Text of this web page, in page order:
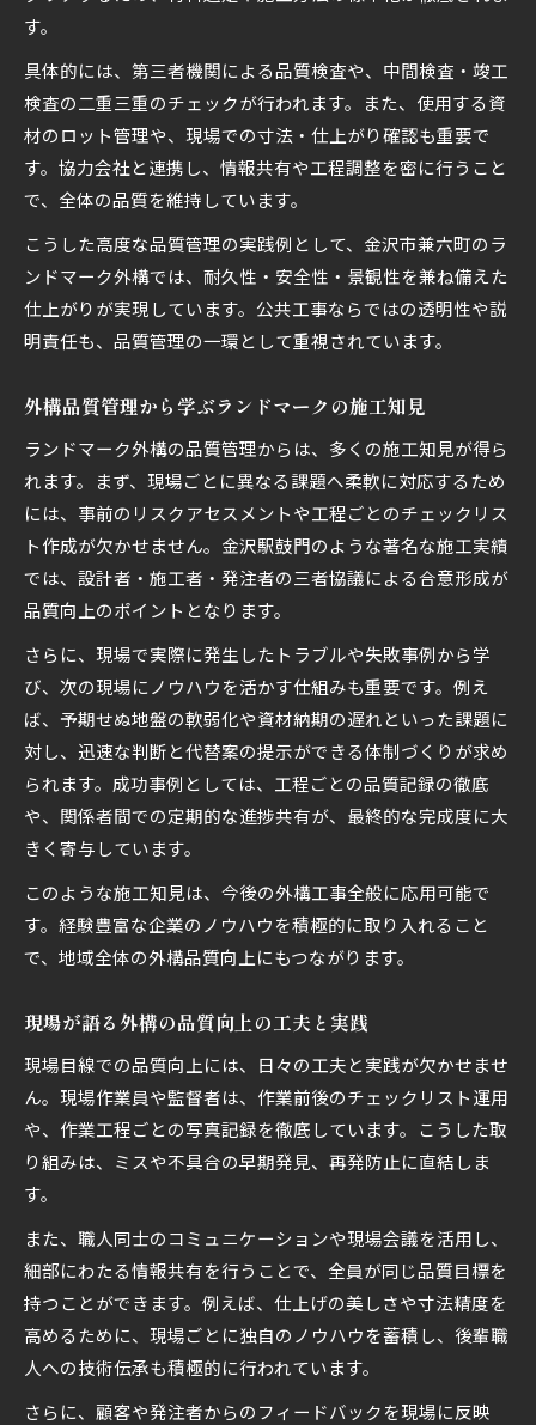
す。
具体的には、第三者機関による品質検査や、中間検査・竣工
検査の二重三重のチェックが行われます。また、使用する資
材のロット管理や、現場での寸法・仕上がり確認も重要で
す。協力会社と連携し、情報共有や工程調整を密に行うこと
で、全体の品質を維持しています。
こうした高度な品質管理の実践例として、金沢市兼六町のラ
ンドマーク外構では、耐久性・安全性・景観性を兼ね備えた
仕上がりが実現しています。公共工事ならではの透明性や説
明責任も、品質管理の一環として重視されています。
外構品質管理から学ぶランドマークの施工知見
ランドマーク外構の品質管理からは、多くの施工知見が得ら
れます。まず、現場ごとに異なる課題へ柔軟に対応するため
には、事前のリスクアセスメントや工程ごとのチェックリス
ト作成が欠かせません。金沢駅鼓門のような著名な施工実績
では、設計者・施工者・発注者の三者協議による合意形成が
品質向上のポイントとなります。
さらに、現場で実際に発生したトラブルや失敗事例から学
び、次の現場にノウハウを活かす仕組みも重要です。例え
ば、予期せぬ地盤の軟弱化や資材納期の遅れといった課題に
対し、迅速な判断と代替案の提示ができる体制づくりが求め
られます。成功事例としては、工程ごとの品質記録の徹底
や、関係者間での定期的な進捗共有が、最終的な完成度に大
きく寄与しています。
このような施工知見は、今後の外構工事全般に応用可能で
す。経験豊富な企業のノウハウを積極的に取り入れること
で、地域全体の外構品質向上にもつながります。
現場が語る外構の品質向上の工夫と実践
現場目線での品質向上には、日々の工夫と実践が欠かせませ
ん。現場作業員や監督者は、作業前後のチェックリスト運用
や、作業工程ごとの写真記録を徹底しています。こうした取
り組みは、ミスや不具合の早期発見、再発防止に直結しま
す。
また、職人同士のコミュニケーションや現場会議を活用し、
細部にわたる情報共有を行うことで、全員が同じ品質目標を
持つことができます。例えば、仕上げの美しさや寸法精度を
高めるために、現場ごとに独自のノウハウを蓄積し、後輩職
人への技術伝承も積極的に行われています。
さらに、顧客や発注者からのフィードバックを現場に反映